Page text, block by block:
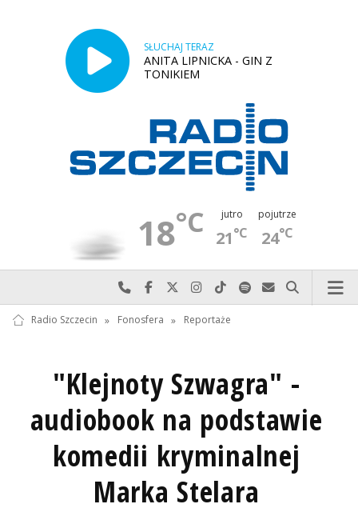
SŁUCHAJ TERAZ
ANITA LIPNICKA - GIN Z
TONIKIEM
18°C jutro
21°C
pojutrze
24°C
Najlepiej po prostu do nas zadzwoń
Odwiedź nas na Facebook-u
Odwiedź nas na X
Odwiedź nas na Instagram-ie
Odwiedź nas na TikTok-u
Szukaj nas na Spotify
Wyślij do nas
Szukaj
Radio Szczecin » Fonosfera » Reportaże
"Klejnoty Szwagra" -
audiobook na podstawie
komedii kryminalnej
Marka Stelara